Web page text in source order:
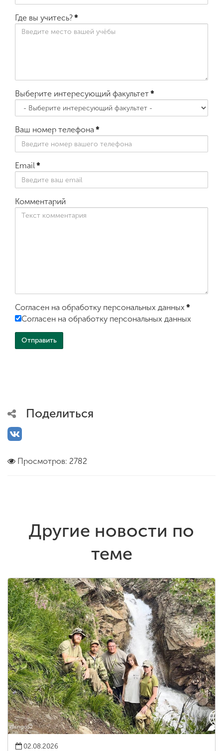
Где вы учитесь?*
Выберите интересующий факультет*
Ваш номер телефона *
Email*
Комментарий
Согласен на обработку персональных данных *
Согласен на обработку персональных данных
Поделиться
Просмотров: 2782
Другие новости по
теме
02.08.2026